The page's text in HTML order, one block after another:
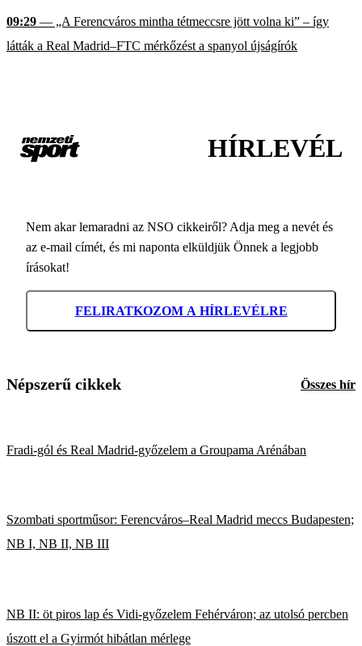
09:29 — „A Ferencváros mintha tétmeccsre jött volna ki” – így
látták a Real Madrid–FTC mérkőzést a spanyol újságírók
HÍRLEVÉL
Nem akar lemaradni az NSO cikkeiről? Adja meg a nevét és
az e-mail címét, és mi naponta elküldjük Önnek a legjobb
írásokat!
FELIRATKOZOM A HÍRLEVÉLRE
Népszerű cikkek Összes hír
Fradi-gól és Real Madrid-győzelem a Groupama Arénában
Szombati sportműsor: Ferencváros–Real Madrid meccs Budapesten;
NB I, NB II, NB III
NB II: öt piros lap és Vidi-győzelem Fehérváron; az utolsó percben
úszott el a Gyirmót hibátlan mérlege